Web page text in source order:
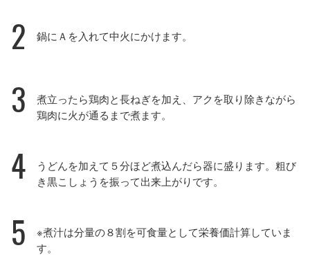
2 鍋にＡを入れて中火にかけます。
3
煮立ったら鶏肉と長ねぎを加え、アクを取り除きながら
鶏肉に火が通るまで煮ます。
4
うどんを加えて５分ほど煮込んだら器に盛ります。粗び
き黒こしょうを振って出来上がりです。
5
※煮汁は分量の８割を可食量として栄養価計算していま
す。